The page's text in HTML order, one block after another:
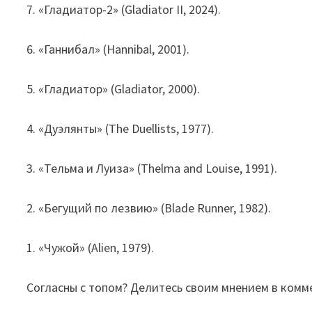
7. «Гладиатор-2» (Gladiator II, 2024).
6. «Ганнибал» (Hannibal, 2001).
5. «Гладиатор» (Gladiator, 2000).
4. «Дуэлянты» (The Duellists, 1977).
3. «Тельма и Луиза» (Thelma and Louise, 1991).
2. «Бегущий по лезвию» (Blade Runner, 1982).
1. «Чужой» (Alien, 1979).
Согласны с топом? Делитесь своим мнением в